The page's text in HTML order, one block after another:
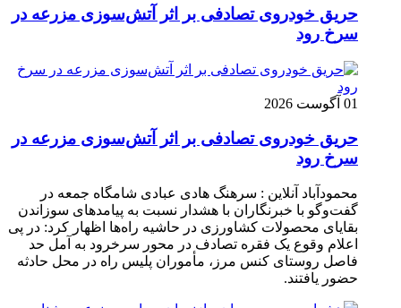
حریق خودروی تصادفی بر اثر آتش‌سوزی مزرعه در
سرخ رود
01 آگوست 2026
حریق خودروی تصادفی بر اثر آتش‌سوزی مزرعه در
سرخ رود
محمودآباد آنلاین : سرهنگ هادی عبادی شامگاه جمعه در
گفت‌وگو با خبرنگاران با هشدار نسبت به پیامدهای سوزاندن
بقایای محصولات کشاورزی در حاشیه راه‌ها اظهار کرد: در پی
اعلام وقوع یک فقره تصادف در محور سرخرود به آمل حد
فاصل روستای کنس مرز، مأموران پلیس راه در محل حادثه
حضور یافتند.